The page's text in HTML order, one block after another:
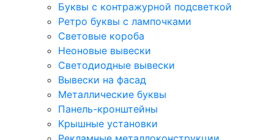
Буквы с контражурной подсветкой
Ретро буквы с лампочками
Световые короба
Неоновые вывески
Светодиодные вывески
Вывески на фасад
Металлические буквы
Панель-кронштейны
Крышные установки